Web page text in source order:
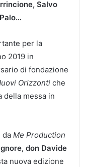
, Salvo
…
per la
2019 in
di fondazione
Orizzonti che
della messa in
da Me Production
don Davide
nuova edizione